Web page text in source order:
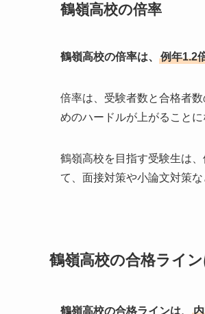
鶴嶺高校の倍率
鶴嶺高校の倍率は、 例年1.2
倍率は、受験者数と合格者
めのハードルが上がることに
鶴嶺高校を目指す受験生は
て、面接対策や小論文対策
鶴嶺高校の合格ライン
鶴嶺高校の合格ラインは、